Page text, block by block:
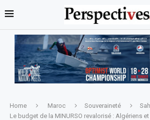
Home Maroc Souveraineté
Le budget de la MINURSO revalorisé : Algériens